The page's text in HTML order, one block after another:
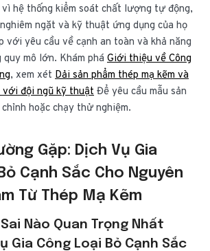
hệ thống kiểm soát chất lượng tự động,
ngặt và kỹ thuật ứng dụng của họ
với yêu cầu về cạnh an toàn và khả năng
mô lớn. Khám phá Giới thiệu về Công
, xem xét Dải sản phẩm thép mạ kẽm và
với đội ngũ kỹ thuật Để yêu cầu mẫu sản
hoặc chạy thử nghiệm.
Gặp: Dịch Vụ Gia
Cạnh Sắc Cho Nguyên
Từ Thép Mạ Kẽm
Nào Quan Trọng Nhất
Gia Công Loại Bỏ Cạnh Sắc